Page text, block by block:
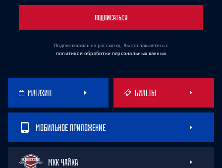
ПОДПИСАТЬСЯ
Подписываясь на рассылку, Вы соглашаетесь с
политикой обработки персональных данных
МАГАЗИН БИЛЕТЫ
МОБИЛЬНОЕ ПРИЛОЖЕНИЕ
МХК ЧАЙКА